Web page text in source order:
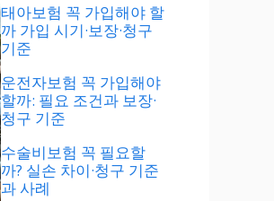
태아보험 꼭 가입해야 할
까 가입 시기·보장·청구
기준
운전자보험 꼭 가입해야
할까: 필요 조건과 보장·
청구 기준
수술비보험 꼭 필요할
까? 실손 차이·청구 기준
과 사례